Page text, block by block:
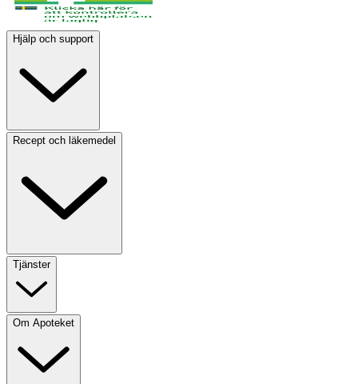
Hjälp och support
Recept och läkemedel
Tjänster
Om Apoteket